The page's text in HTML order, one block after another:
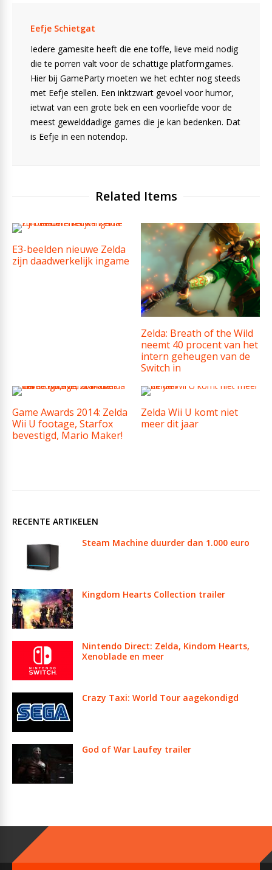
Eefje Schietgat
Iedere gamesite heeft die ene toffe, lieve meid nodig
die te porren valt voor de schattige platformgames.
Hier bij GameParty moeten we het echter nog steeds
met Eefje stellen. Een inktzwart gevoel voor humor,
ietwat van een grote bek en een voorliefde voor de
meest gewelddadige games die je kan bedenken. Dat
is Eefje in een notendop.
Related Items
E3-beelden nieuwe Zelda
zijn daadwerkelijk ingame
Zelda: Breath of the Wild
neemt 40 procent van het
intern geheugen van de
Switch in
Game Awards 2014: Zelda
Wii U footage, Starfox
bevestigd, Mario Maker!
Zelda Wii U komt niet
meer dit jaar
RECENTE ARTIKELEN
Steam Machine duurder dan 1.000 euro
Kingdom Hearts Collection trailer
Nintendo Direct: Zelda, Kindom Hearts,
Xenoblade en meer
Crazy Taxi: World Tour aagekondigd
God of War Laufey trailer